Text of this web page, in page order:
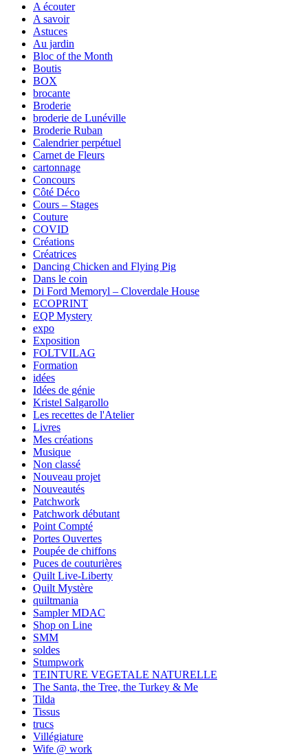
A écouter
A savoir
Astuces
Au jardin
Bloc of the Month
Boutis
BOX
brocante
Broderie
broderie de Lunéville
Broderie Ruban
Calendrier perpétuel
Carnet de Fleurs
cartonnage
Concours
Côté Déco
Cours – Stages
Couture
COVID
Créations
Créatrices
Dancing Chicken and Flying Pig
Dans le coin
Di Ford Memoryl – Cloverdale House
ECOPRINT
EQP Mystery
expo
Exposition
FOLTVILAG
Formation
idées
Idées de génie
Kristel Salgarollo
Les recettes de l'Atelier
Livres
Mes créations
Musique
Non classé
Nouveau projet
Nouveautés
Patchwork
Patchwork débutant
Point Compté
Portes Ouvertes
Poupée de chiffons
Puces de couturières
Quilt Live-Liberty
Quilt Mystère
quiltmania
Sampler MDAC
Shop on Line
SMM
soldes
Stumpwork
TEINTURE VEGETALE NATURELLE
The Santa, the Tree, the Turkey & Me
Tilda
Tissus
trucs
Villégiature
Wife @ work